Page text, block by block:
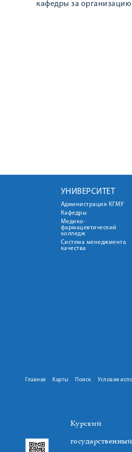
кафедры за
УНИВЕРСИТЕТ
Администрация КГМУ
Кафедры
Медико-
фармацевтический
колледж
Система менеджмента
качества
Главная Карты Поиск Условия
Курский
государственный